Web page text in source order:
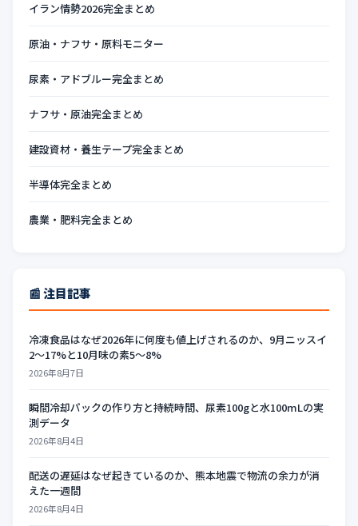
イラン情勢2026完全まとめ
原油・ナフサ・原料モニター
尿素・アドブルー完全まとめ
ナフサ・原油完全まとめ
建設資材・養生テープ完全まとめ
半導体完全まとめ
農業・肥料完全まとめ
📰 注目記事
冷凍食品はなぜ2026年に何度も値上げされるのか、9月ニッスイ
2〜17%と10月味の素5〜8%
2026年8月7日
瞬間冷却パックの作り方と持続時間、尿素100gと水100mLの実
測データ
2026年8月4日
配送の遅延はなぜ起きているのか、熊本地震で物流の余力が消
えた一週間
2026年8月4日